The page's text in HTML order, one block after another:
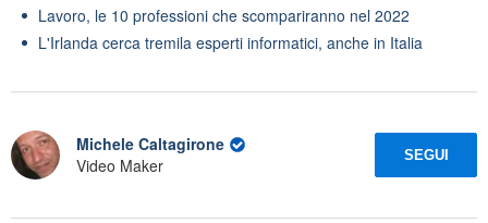
Lavoro, le 10 professioni che scompariranno nel 2022
L'Irlanda cerca tremila esperti informatici, anche in Italia
Michele Caltagirone
Video Maker
SEGUI